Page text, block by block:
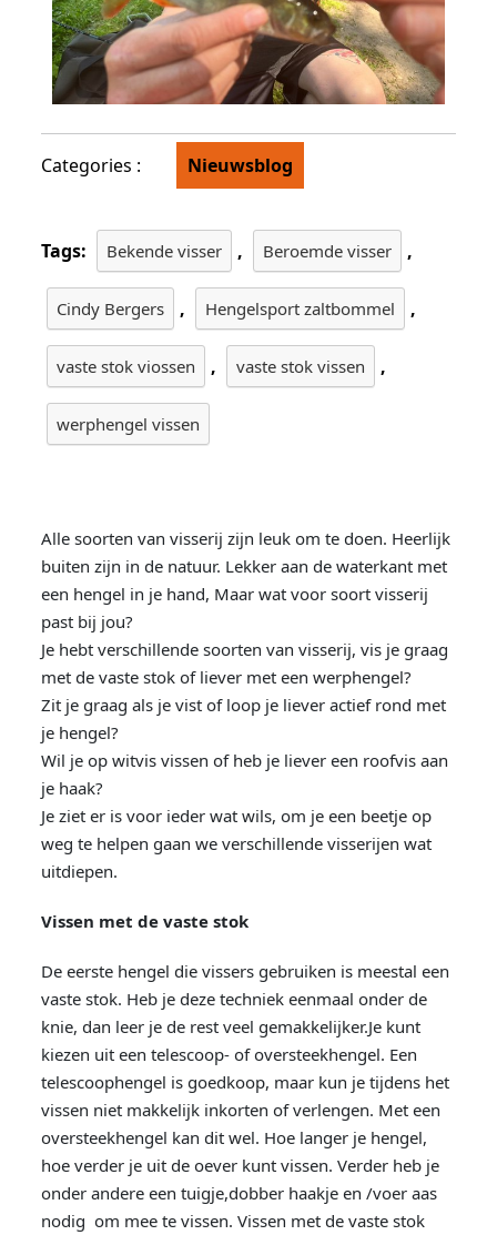
Categories : Nieuwsblog
Tags: Bekende visser , Beroemde visser ,
Cindy Bergers , Hengelsport zaltbommel ,
vaste stok viossen , vaste stok vissen ,
werphengel vissen
Alle soorten van visserij zijn leuk om te doen. Heerlijk
buiten zijn in de natuur. Lekker aan de waterkant met
een hengel in je hand, Maar wat voor soort visserij
past bij jou?
Je hebt verschillende soorten van visserij, vis je graag
met de vaste stok of liever met een werphengel?
Zit je graag als je vist of loop je liever actief rond met
je hengel?
Wil je op witvis vissen of heb je liever een roofvis aan
je haak?
Je ziet er is voor ieder wat wils, om je een beetje op
weg te helpen gaan we verschillende visserijen wat
uitdiepen.
Vissen met de vaste stok
De eerste hengel die vissers gebruiken is meestal een
vaste stok. Heb je deze techniek eenmaal onder de
knie, dan leer je de rest veel gemakkelijker.Je kunt
kiezen uit een telescoop- of oversteekhengel. Een
telescoophengel is goedkoop, maar kun je tijdens het
vissen niet makkelijk inkorten of verlengen. Met een
oversteekhengel kan dit wel. Hoe langer je hengel,
hoe verder je uit de oever kunt vissen. Verder heb je
onder andere een tuigje,dobber haakje en /voer aas
nodig om mee te vissen. Vissen met de vaste stok